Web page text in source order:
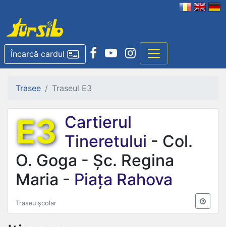
Încarcă cardul
Trasee Traseul E3
E3 Cartierul
Tineretului - Col.
O. Goga - Șc. Regina
Maria - Piața Rahova
Traseu școlar